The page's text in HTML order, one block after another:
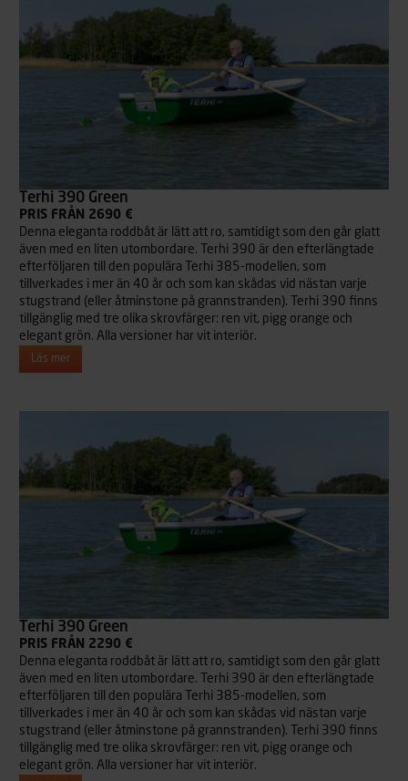
Terhi 390 Green
PRIS FRÅN 2690 €
Denna eleganta roddbåt är lätt att ro, samtidigt som den går glatt
även med en liten utombordare. Terhi 390 är den efterlängtade
efterföljaren till den populära Terhi 385-modellen, som
tillverkades i mer än 40 år och som kan skådas vid nästan varje
stugstrand (eller åtminstone på grannstranden). Terhi 390 finns
tillgänglig med tre olika skrovfärger: ren vit, pigg orange och
elegant grön. Alla versioner har vit interiör.
Läs mer
Terhi 390 Green
PRIS FRÅN 2290 €
Denna eleganta roddbåt är lätt att ro, samtidigt som den går glatt
även med en liten utombordare. Terhi 390 är den efterlängtade
efterföljaren till den populära Terhi 385-modellen, som
tillverkades i mer än 40 år och som kan skådas vid nästan varje
stugstrand (eller åtminstone på grannstranden). Terhi 390 finns
tillgänglig med tre olika skrovfärger: ren vit, pigg orange och
elegant grön. Alla versioner har vit interiör.